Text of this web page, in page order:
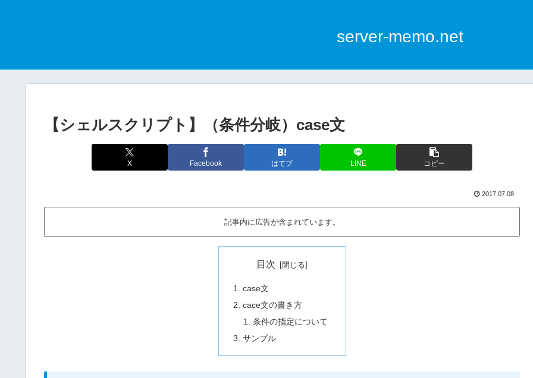
server-memo.net
【シェルスクリプト】（条件分岐）case文
X Facebook はてブ LINE コピー
2017.07.08
記事内に広告が含まれています。
目次
case文
cace文の書き方
条件の指定について
サンプル